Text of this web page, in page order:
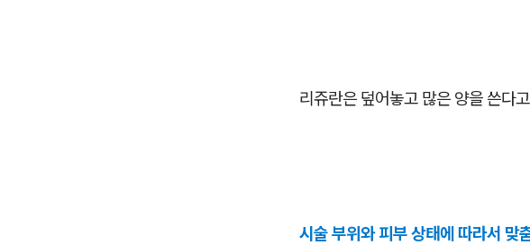
리쥬란은 덮어놓고 많은 양을 쓴다
시술 부위와 피부 상태에 따라서 맞